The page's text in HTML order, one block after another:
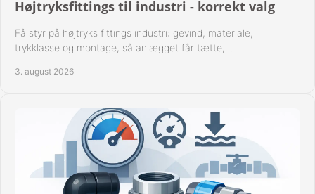
Højtryksfittings til industri - korrekt valg
Få styr på højtryks fittings industri: gevind, materiale,
trykklasse og montage, så anlægget får tætte,
3. august 2026